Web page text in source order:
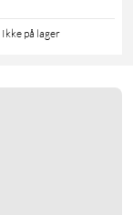
Ikke på lager